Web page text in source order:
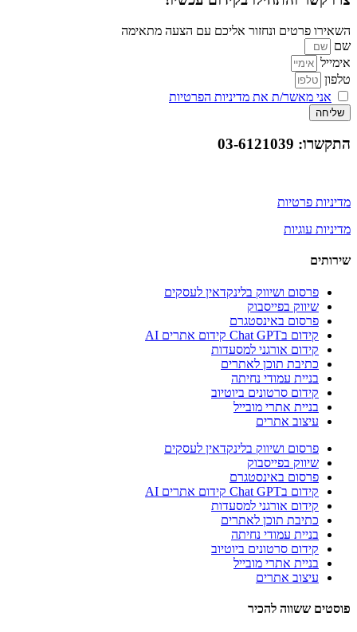
השאירו פרטים ונחזור אליכם עם הצעה מתאימה
שם
אימייל
טלפון
אני מאשר/ת את מדיניות הפרטיות
שליחה
התקשרו: 03-6121039
מדיניות פרטיות
מדיניות עוגיות
שירותים
פרסום ושיווק בלינקדאין לעסקים
שיווק בפייסבוק
פרסום באינסטגרם
קידום בChat GPT קידום אתרים AI
קידום אורגני למסעדות
כתיבת תוכן לאתרים
בניית עמודי נחיתה
קידום סרטונים ביוטיוב
בניית אתרי מובייל
עיצוב אתרים
פרסום ושיווק בלינקדאין לעסקים
שיווק בפייסבוק
פרסום באינסטגרם
קידום בChat GPT קידום אתרים AI
קידום אורגני למסעדות
כתיבת תוכן לאתרים
בניית עמודי נחיתה
קידום סרטונים ביוטיוב
בניית אתרי מובייל
עיצוב אתרים
פוסטים ששווה להכיר